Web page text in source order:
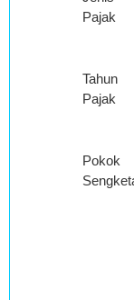
Pajak
Tahun
Pajak
Pokok